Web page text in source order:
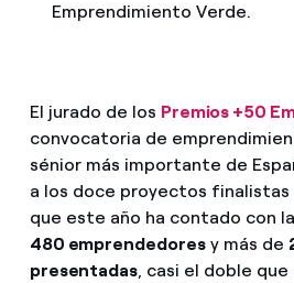
Emprendimiento Verde.
El jurado de los Premios +50
convocatoria de
sénior más importante de
a los doce proyectos finalistas
que este año ha contado con
480 emprendedoresy más de
presentadas, casi el doble